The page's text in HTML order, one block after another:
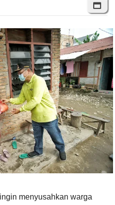
menyusahkan warga